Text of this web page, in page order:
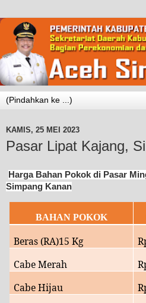
KAMIS, 25 MEI 2023
Pasar Lipat Kajang,
Harga Bahan Pokok di Pasar
Simpang Kanan
BAHAN POKOK
Beras (RA)15 Kg
Cabe Merah
Cabe Hijau